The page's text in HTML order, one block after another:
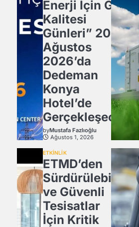
Enerji İçin Güç
Kalitesi
Günleri” 20
Ağustos
2026’da
Dedeman
Konya
Hotel’de
Gerçekleşecek
byMustafa Fazlıoğlu
Ağustos 1, 2026
ETKİNLİK
ETMD’den
Sürdürülebilir
ve Güvenli
Tesisatlar
İçin Kritik